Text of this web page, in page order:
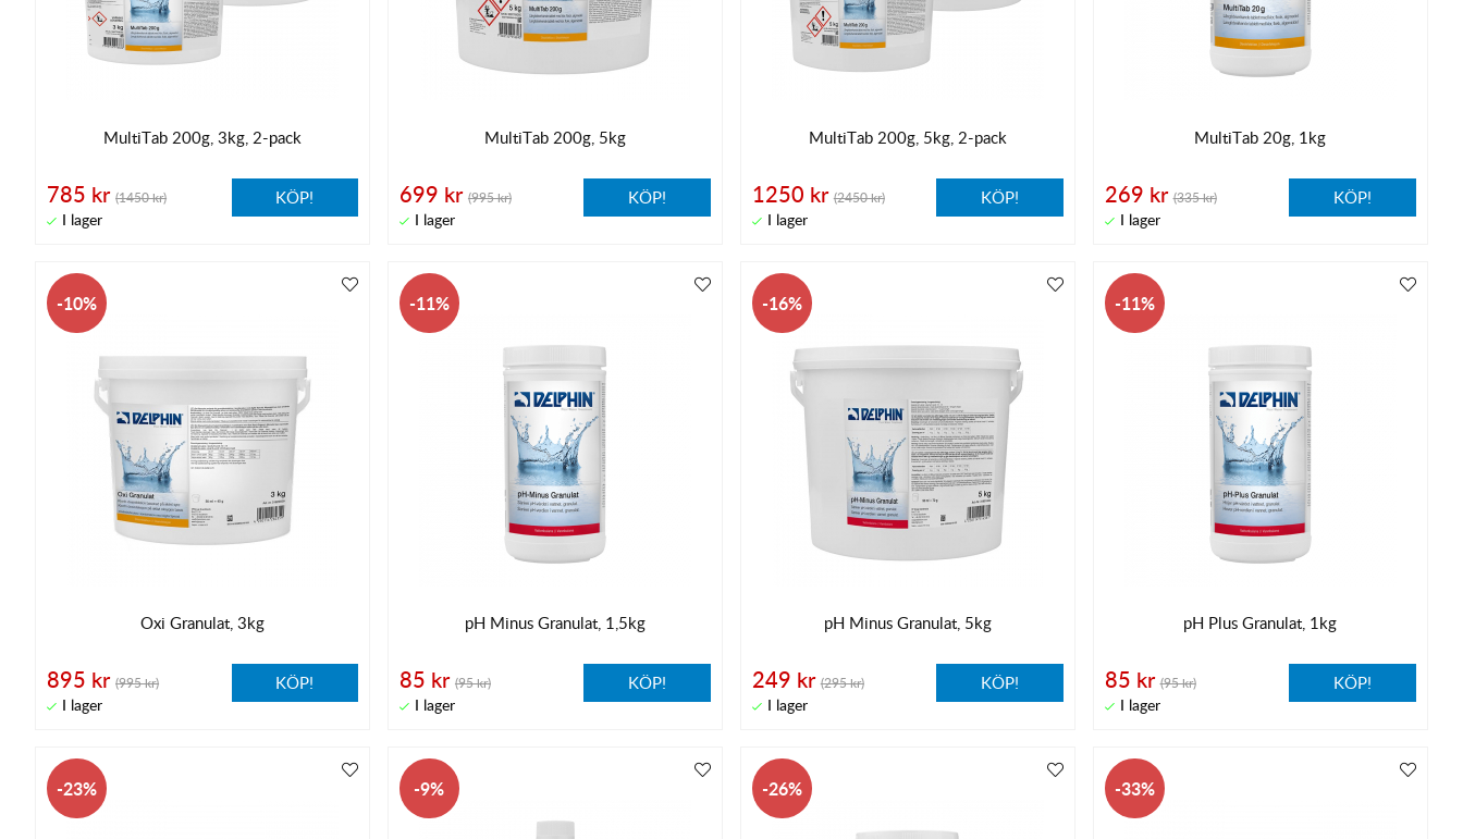
MultiTab 200g, 3kg, 2-pack
785 kr (1450 kr) KÖP!
MultiTab 200g, 5kg
699 kr (995 kr) KÖP!
MultiTab 200g, 5kg, 2-pack
1250 kr (2450 kr) KÖP!
MultiTab 20g, 1kg
269 kr (335 kr) KÖP!
10
Oxi Granulat, 3kg
895 kr (995 kr) KÖP!
11
pH Minus Granulat, 1,5kg
85 kr (95 kr) KÖP!
16
pH Minus Granulat, 5kg
249 kr (295 kr) KÖP!
11
pH Plus Granulat, 1kg
85 kr (95 kr) KÖP!
23 9 26 33